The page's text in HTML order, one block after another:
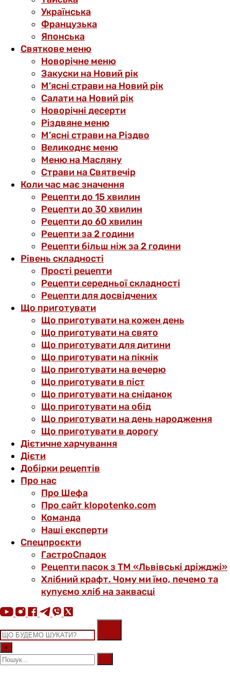
Українська
Французька
Японська
Святкове меню
Новорічне меню
Закуски на Новий рік
М’ясні страви на Новий рік
Салати на Новий рік
Новорічні десерти
Різдвяне меню
М’ясні страви на Різдво
Великоднє меню
Меню на Масляну
Страви на Святвечір
Коли час має значення
Рецепти до 15 хвилин
Рецепти до 30 хвилин
Рецепти до 60 хвилин
Рецепти за 2 години
Рецепти більш ніж за 2 години
Рівень складності
Прості рецепти
Рецепти середньої складності
Рецепти для досвідчених
Що приготувати
Що приготувати на кожен день
Що приготувати на свято
Що приготувати для дитини
Що приготувати на пікнік
Що приготувати на вечерю
Що приготувати в піст
Що приготувати на сніданок
Що приготувати на обід
Що приготувати на день народження
Що приготувати в дорогу
Дієтичне харчування
Дієти
Добірки рецептів
Про нас
Про Шефа
Про сайт klopotenko.com
Команда
Наші експерти
Спецпроєкти
ГастроСпадок
Рецепти пасок з ТМ «Львівські дріжджі»
Хлібний крафт. Чому ми їмо, печемо та
купуємо хліб на заквасці
×